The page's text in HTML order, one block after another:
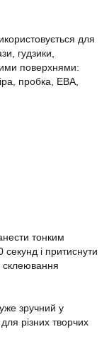
для
гудзики,
поверхнями:
пробка, ЕВА,
тонким
і притиснути
зручний у
для різних творчих